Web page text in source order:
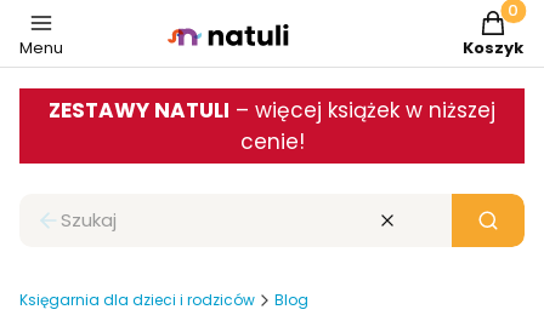
Menu Koszyk
ZESTAWY NATULI – więcej książek w niższej
cenie!
Zamknij wyszukiwarkę Wyczyść Szukaj
Księgarnia dla dzieci i rodziców Blog